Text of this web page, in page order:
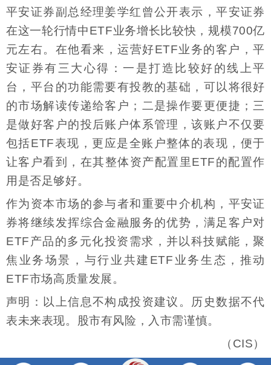
平安证券副总经理姜学红曾公开表示，平安证券
在这一轮行情中ETF业务增长比较快，规模700亿
元左右。在他看来，运营好ETF业务的客户，平
安证券有三大心得：一是打造比较好的线上平
台，平台的功能需要有投教的基础，可以将很好
的市场解读传递给客户；二是操作要更便捷；三
是做好客户的投后账户体系管理，该账户不仅要
包括ETF表现，更应是全账户整体的表现，便于
让客户看到，在其整体资产配置里ETF的配置作
用是否足够好。
作为资本市场的参与者和重要中介机构，平安证
券将继续发挥综合金融服务的优势，满足客户对
ETF产品的多元化投资需求，并以科技赋能，聚
焦业务场景，与行业共建ETF业务生态，推动
ETF市场高质量发展。
声明：以上信息不构成投资建议。历史数据不代
表未来表现。股市有风险，入市需谨慎。
（CIS）